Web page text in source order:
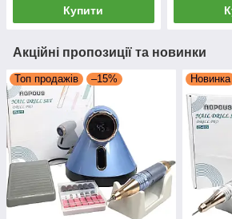
Купити
Акційні пропозиції та новинки
Топ продажів –15% Новинка